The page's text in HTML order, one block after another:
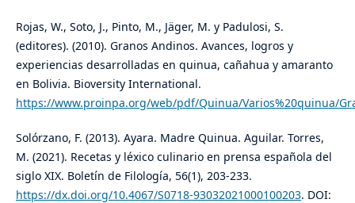
Rojas, W., Soto, J., Pinto, M., Jäger, M. y Padulosi, S.
(editores). (2010). Granos Andinos. Avances, logros y
experiencias desarrolladas en quinua, cañahua y amaranto
en Bolivia. Bioversity International.
https://www.proinpa.org/web/pdf/Quinua/Varios%20quinua/
Solórzano, F. (2013). Ayara. Madre Quinua. Aguilar. Torres,
M. (2021). Recetas y léxico culinario en prensa española del
siglo XIX. Boletín de Filología, 56(1), 203-233.
https://dx.doi.org/10.4067/S0718-93032021000100203. DOI: